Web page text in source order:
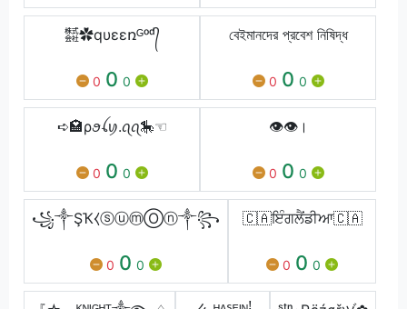
㍿✿qυεεռᴳᵒᵈ᭄
0 0 0
বেইমানদের প্রবেশ নিষিদ্ধ
0 0 0
➪🏩ρꪮꪶꪗ.ꪖꪖ🎠☜︎︎︎
0 0 0
👁👁।
0 0 0
꧁༒ŞҠ⧼ⓢⓤⓜⓄⓝ༒꧂
0 0 0
🇨🇦ਇੰਗਲੈਂਡੀਆ🇨🇦
0 0 0